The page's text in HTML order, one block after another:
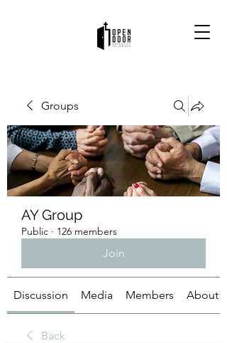
Groups
AY Group
Public · 126 members
Join
Discussion Media Members About
Back